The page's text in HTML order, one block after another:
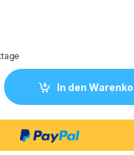
WC Stand WC Toilette
In den